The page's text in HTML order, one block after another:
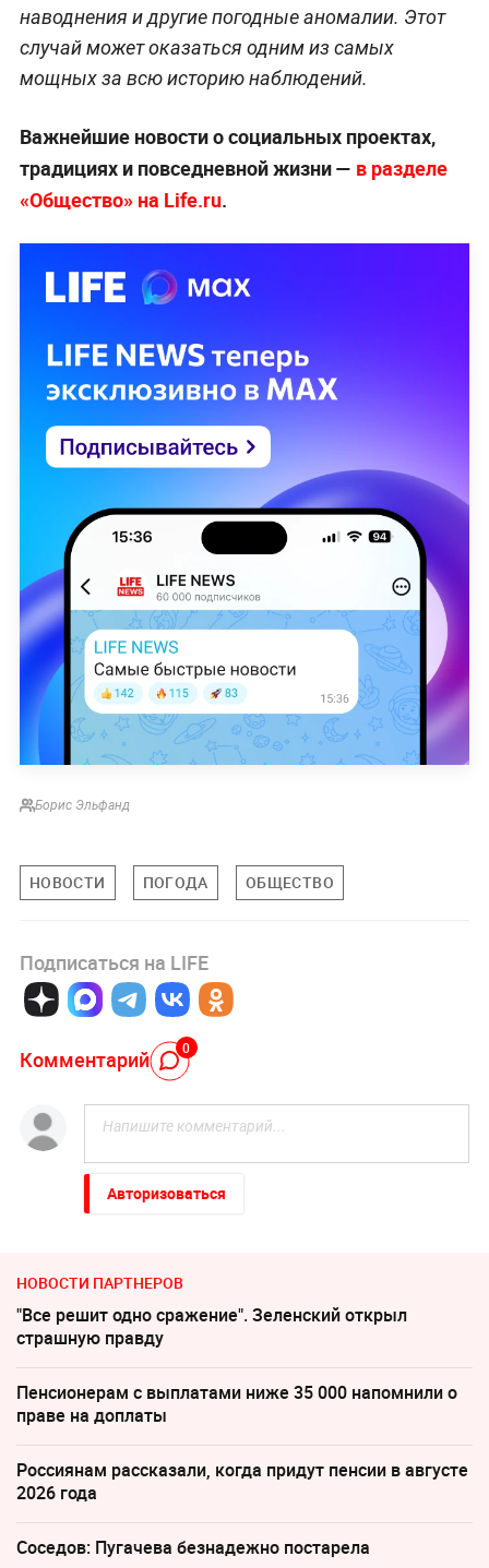
наводнения и другие погодные аномалии. Этот
случай может оказаться одним из самых
мощных за всю историю наблюдений.
Важнейшие новости о социальных проектах,
традициях и повседневной жизни — в разделе
«Общество» на Life.ru.
Борис Эльфанд
НОВОСТИ ПОГОДА ОБЩЕСТВО
Подписаться на LIFE
Комментарий 0
Авторизоваться
НОВОСТИ ПАРТНЕРОВ
"Все решит одно сражение". Зеленский открыл
страшную правду
Пенсионерам с выплатами ниже 35 000 напомнили о
праве на доплаты
Россиянам рассказали, когда придут пенсии в августе
2026 года
Соседов: Пугачева безнадежно постарела